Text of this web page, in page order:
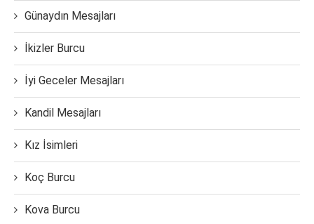
Günaydın Mesajları
İkizler Burcu
İyi Geceler Mesajları
Kandil Mesajları
Kız İsimleri
Koç Burcu
Kova Burcu